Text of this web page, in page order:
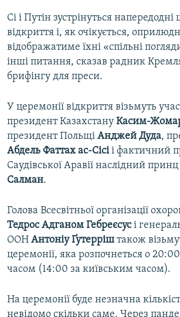
Сі і Путін зустрінуться напередодні
відкриття і, як очікується,
відображатиме їхні «спільні
інші питання, сказав радник
брифінгу для преси.
У церемонії відкриття візьмуть
президент Казахстану Касим-
президент Польщі Анджей Дуда,
Абдель Фаттах ас-Сісіі фактичний
Саудівської Аравії наслідний принц
Салман.
Голова Всесвітньої організації
Тедрос Адганом Гебреєсусі
ООН Антоніу Ґутерріш також
церемонії, яка розпочнеться о
часом (14:00 за київським часом).
На церемонії буде незначна
невідомо скільки саме. Через